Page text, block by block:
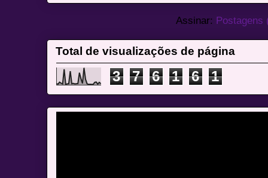
Assinar: Postagens
Total de visualizações de página
3 7 6 1 6 1